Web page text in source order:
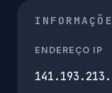
ENDEREÇO IP